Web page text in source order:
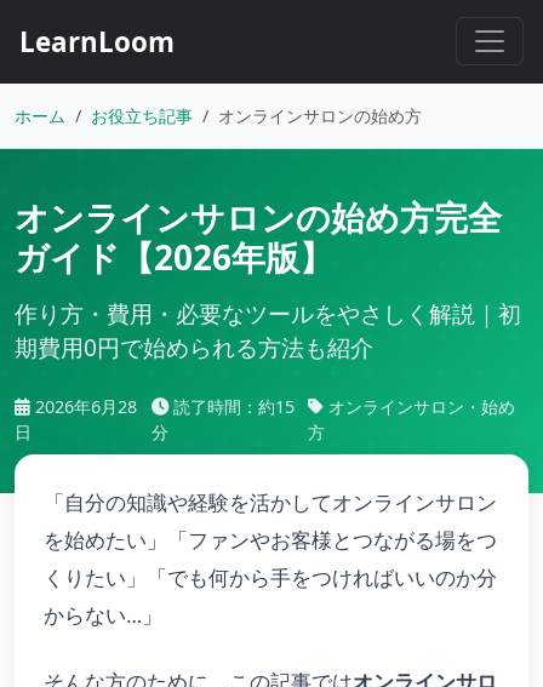
LearnLoom
ホーム お役立ち記事 オンラインサロンの始め方
オンラインサロンの始め方完全
ガイド【2026年版】
作り方・費用・必要なツールをやさしく解説｜初
期費用0円で始められる方法も紹介
2026年6月28
日
読了時間：約15
分
オンラインサロン・始め
方
「自分の知識や経験を活かしてオンラインサロン
を始めたい」「ファンやお客様とつながる場をつ
くりたい」「でも何から手をつければいいのか分
からない…」
そんな方のために、この記事ではオンラインサロ